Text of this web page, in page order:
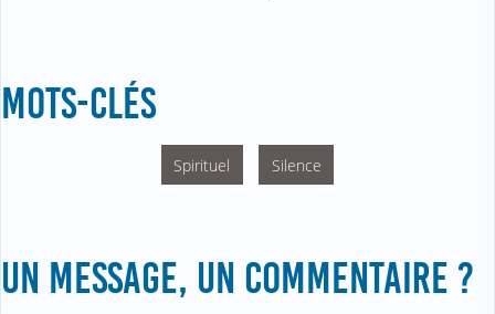
MOTS-CLÉS
Spirituel Silence
UN MESSAGE, UN COMMENTAIRE ?